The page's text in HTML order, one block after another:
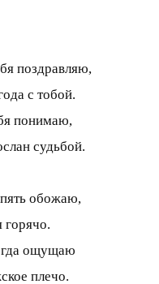
поздравляю,
с тобой.
понимаю,
судьбой.
обожаю,
ощущаю
плечо.